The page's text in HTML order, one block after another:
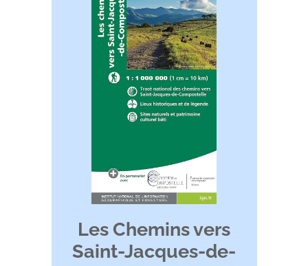
Les Chemins vers
Saint-Jacques-de-